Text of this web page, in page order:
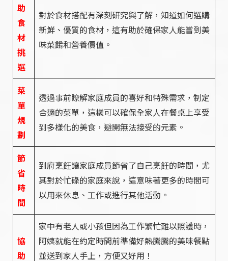
助
食
材
挑
選
對於食材搭配有深刻研究與了解，知道如何選購
新鮮、優質的食材，這有助於確保家人能嘗到美
味菜餚和營養價值。
菜
單
規
劃
透過事前瞭解家庭成員的喜好和特殊需求，制定
合適的菜單，這樣可以確保全家人在餐桌上享受
到多樣化的美食，避開無法接受的元素。
節
省
時
間
到府烹飪讓家庭成員節省了自己烹飪的時間，尤
其對於忙碌的家庭來說，這意味著更多的時間可
以用來休息、工作或進行其他活動。
協
助
家中有老人或小孩但因為工作繁忙難以照護時，
阿姨就能在約定時間前準備好熱騰騰的美味餐點
並送到家人手上，方便又好用！